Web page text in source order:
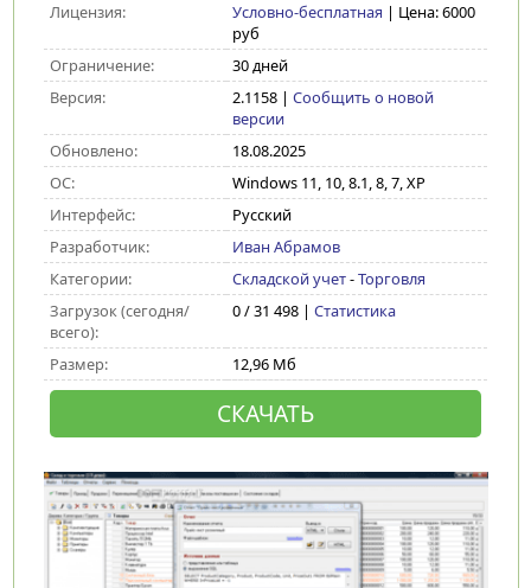
Лицензия:
Условно-бесплатная | Цена: 6000
руб
Ограничение:
30 дней
Версия:
2.1158| Сообщить о новой
версии
Обновлено:
18.08.2025
ОС:
Windows 11, 10, 8.1, 8, 7, XP
Интерфейс:
Русский
Разработчик:
Иван Абрамов
Категории:
Складской учет-Торговля
Загрузок (сегодня/
всего):
0 / 31 498 | Статистика
Размер: 12,96 Мб
СКАЧАТЬ